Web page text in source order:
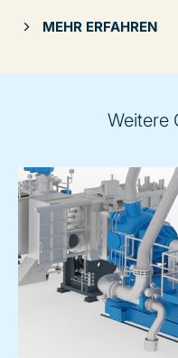
MEHR ERFAHREN
Weitere